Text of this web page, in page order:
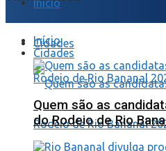
Início
Cidades
Início
Cidades
Quem são as
do Rodeio de Rio